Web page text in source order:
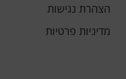
הצהרת נגישות
מדיניות פרטיות